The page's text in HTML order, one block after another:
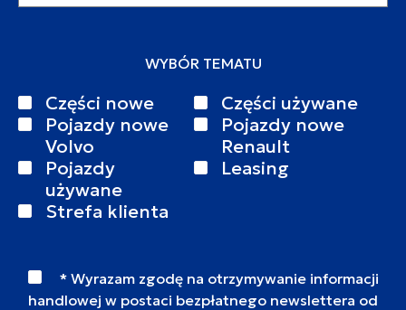
WYBÓR TEMATU
Części nowe
Części używane
Pojazdy nowe
Volvo
Pojazdy nowe
Renault
Pojazdy
używane
Leasing
Strefa klienta
* Wyrazam zgodę na otrzymywanie informacji
handlowej w postaci bezpłatnego newslettera od